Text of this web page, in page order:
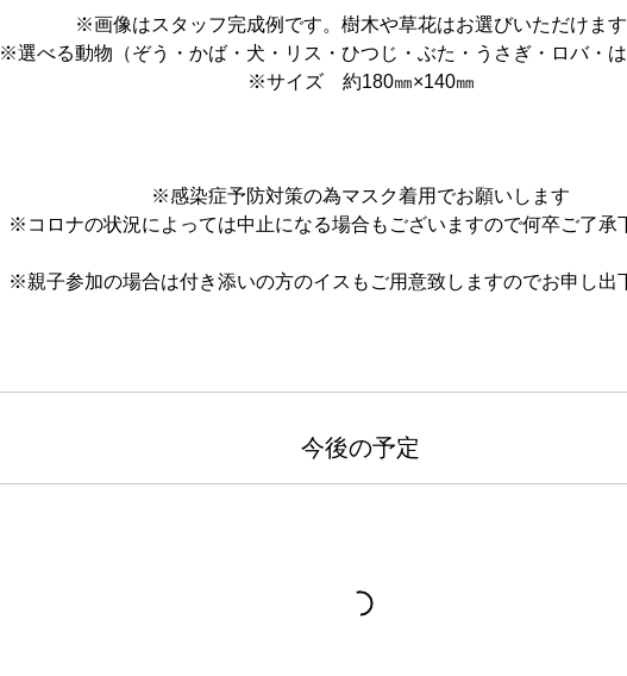
※画像はスタッフ完成例です。樹木や草花はお選びいただけます
※選べる動物（ぞう・かば・犬・リス・ひつじ・ぶた・うさぎ・ロバ・は
※サイズ 約180㎜×140㎜
※感染症予防対策の為マスク着用でお願いします
※コロナの状況によっては中止になる場合もございますので何卒ご了承
※親子参加の場合は付き添いの方のイスもご用意致しますのでお申し出
今後の予定